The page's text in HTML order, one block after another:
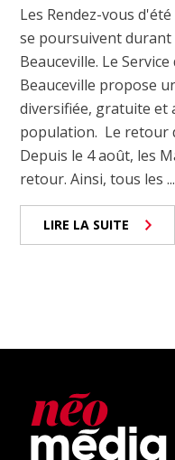
Les Rendez-vous
se poursuivent durant
Beauceville. Le
Beauceville propose
diversifiée, gratuite et
population. Le retour
Depuis le 4 août, les
retour. Ainsi, tous les ...
LIRE LA SUITE